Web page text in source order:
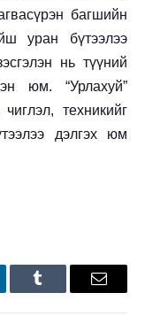
багшийн
уран бүтээлээ
нь түүний
юм. “Урлахуй”
техникийг
дэлгэх юм
Tumblr Имэйл